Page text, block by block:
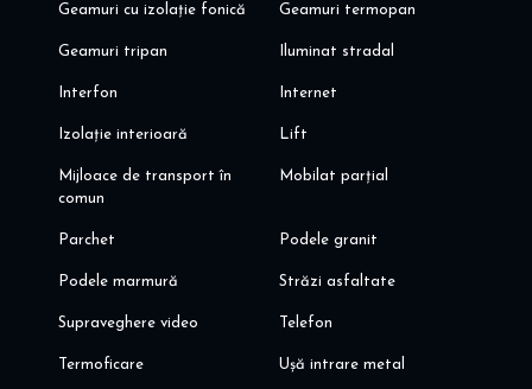
Geamuri cu izolație fonică Geamuri termopan
Geamuri tripan Iluminat stradal
Interfon Internet
Izolație interioară Lift
Mijloace de transport în
comun
Mobilat parțial
Parchet Podele granit
Podele marmură Străzi asfaltate
Supraveghere video Telefon
Termoficare Ușă intrare metal